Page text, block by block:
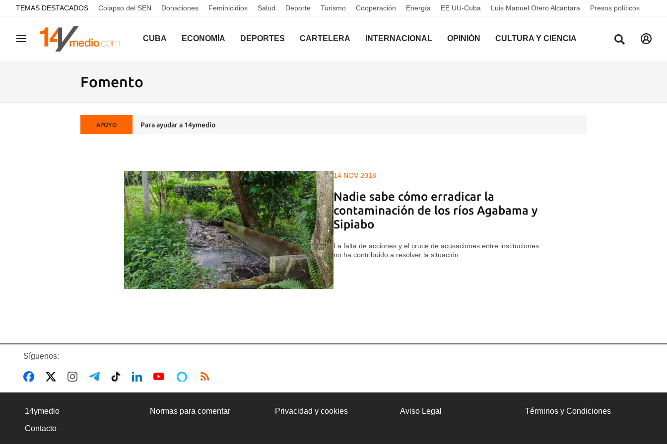
common.go-to-content
TEMAS DESTACADOS Colapso del SEN Donaciones Feminicidios Salud Deporte Turismo Cooperación Energía EE UU-Cuba Luis Manuel Otero Alcántara Presos políticos
Navegación CUBA ECONOMÍA DEPORTES CARTELERA INTERNACIONAL OPINIÓN CULTURA Y CIENCIA
Fomento
APOYO Para ayudar a 14ymedio
14 NOV 2018
Nadie sabe cómo erradicar la
contaminación de los ríos Agabama y
Sipiabo
La falta de acciones y el cruce de acusaciones entre instituciones
no ha contribuido a resolver la situación
Síguenos:
14ymedio Normas para comentar Privacidad y cookies Aviso Legal Términos y Condiciones
Contacto